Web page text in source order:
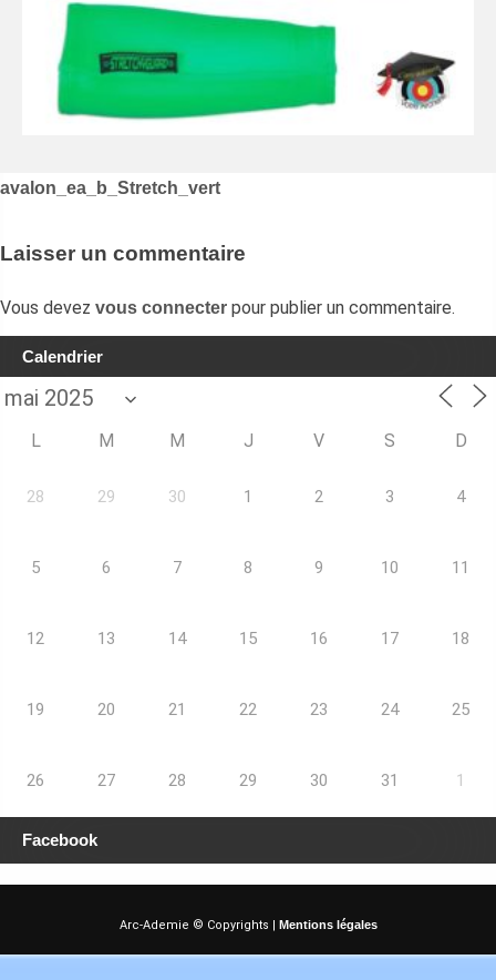
Navigation
l’article
avalon_ea_b_Stretch_vert
Laisser un commentaire
Vous devez vous connecter pour publier un commentaire.
Calendrier
L M M J V S D
28 29 30 1 2 3 4
5 6 7 8 9 10 11
12 13 14 15 16 17 18
19 20 21 22 23 24 25
26 27 28 29 30 31 1
Facebook
Arc-Ademie © Copyrights | Mentions légales